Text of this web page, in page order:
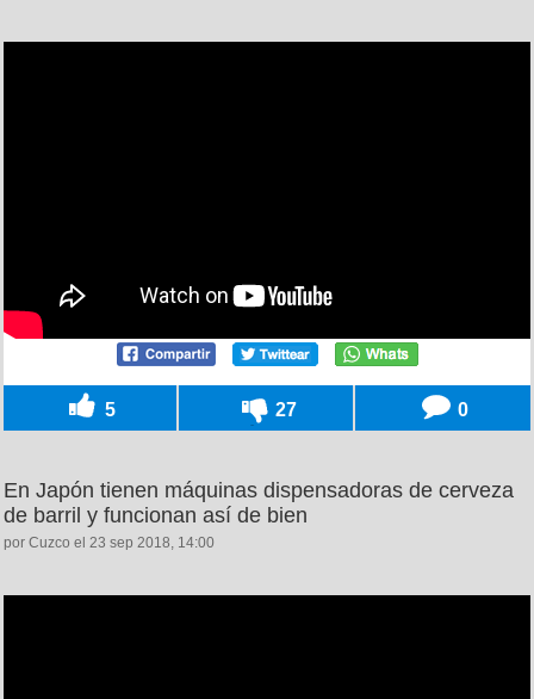
5 27 0
En Japón tienen máquinas dispensadoras de cerveza
de barril y funcionan así de bien
por Cuzco el 23 sep 2018, 14:00